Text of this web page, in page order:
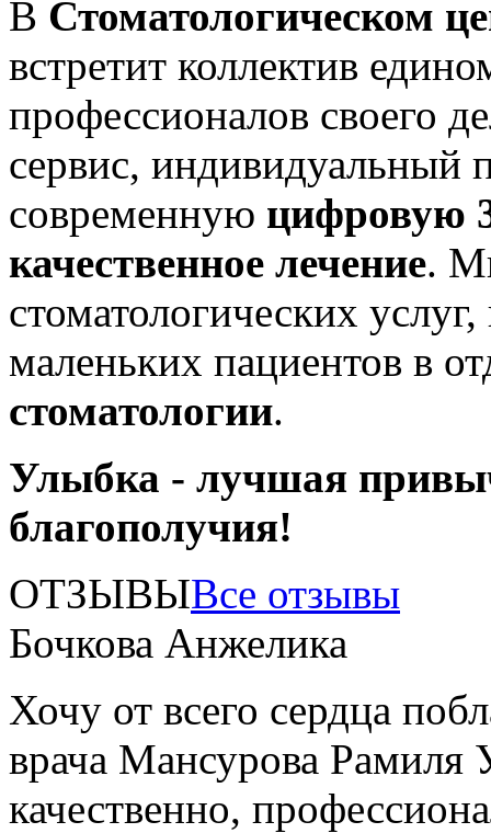
В Стоматологическом
встретит коллектив
профессионалов своего
сервис, индивидуальный
современную цифровую
качественное лечение.
стоматологических
маленьких пациентов в
стоматологии.
Улыбка - лучшая
благополучия!
ОТЗЫВЫВсе отзывы
Бочкова Анжелика
Хочу от всего сердца
врача Мансурова Рамиля
качественно,